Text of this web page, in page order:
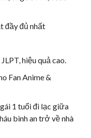
đầy đủ nhất
hiệu quả cao.
Fan Anime &
1 tuổi đi lạc giữa
bình an trở về nhà